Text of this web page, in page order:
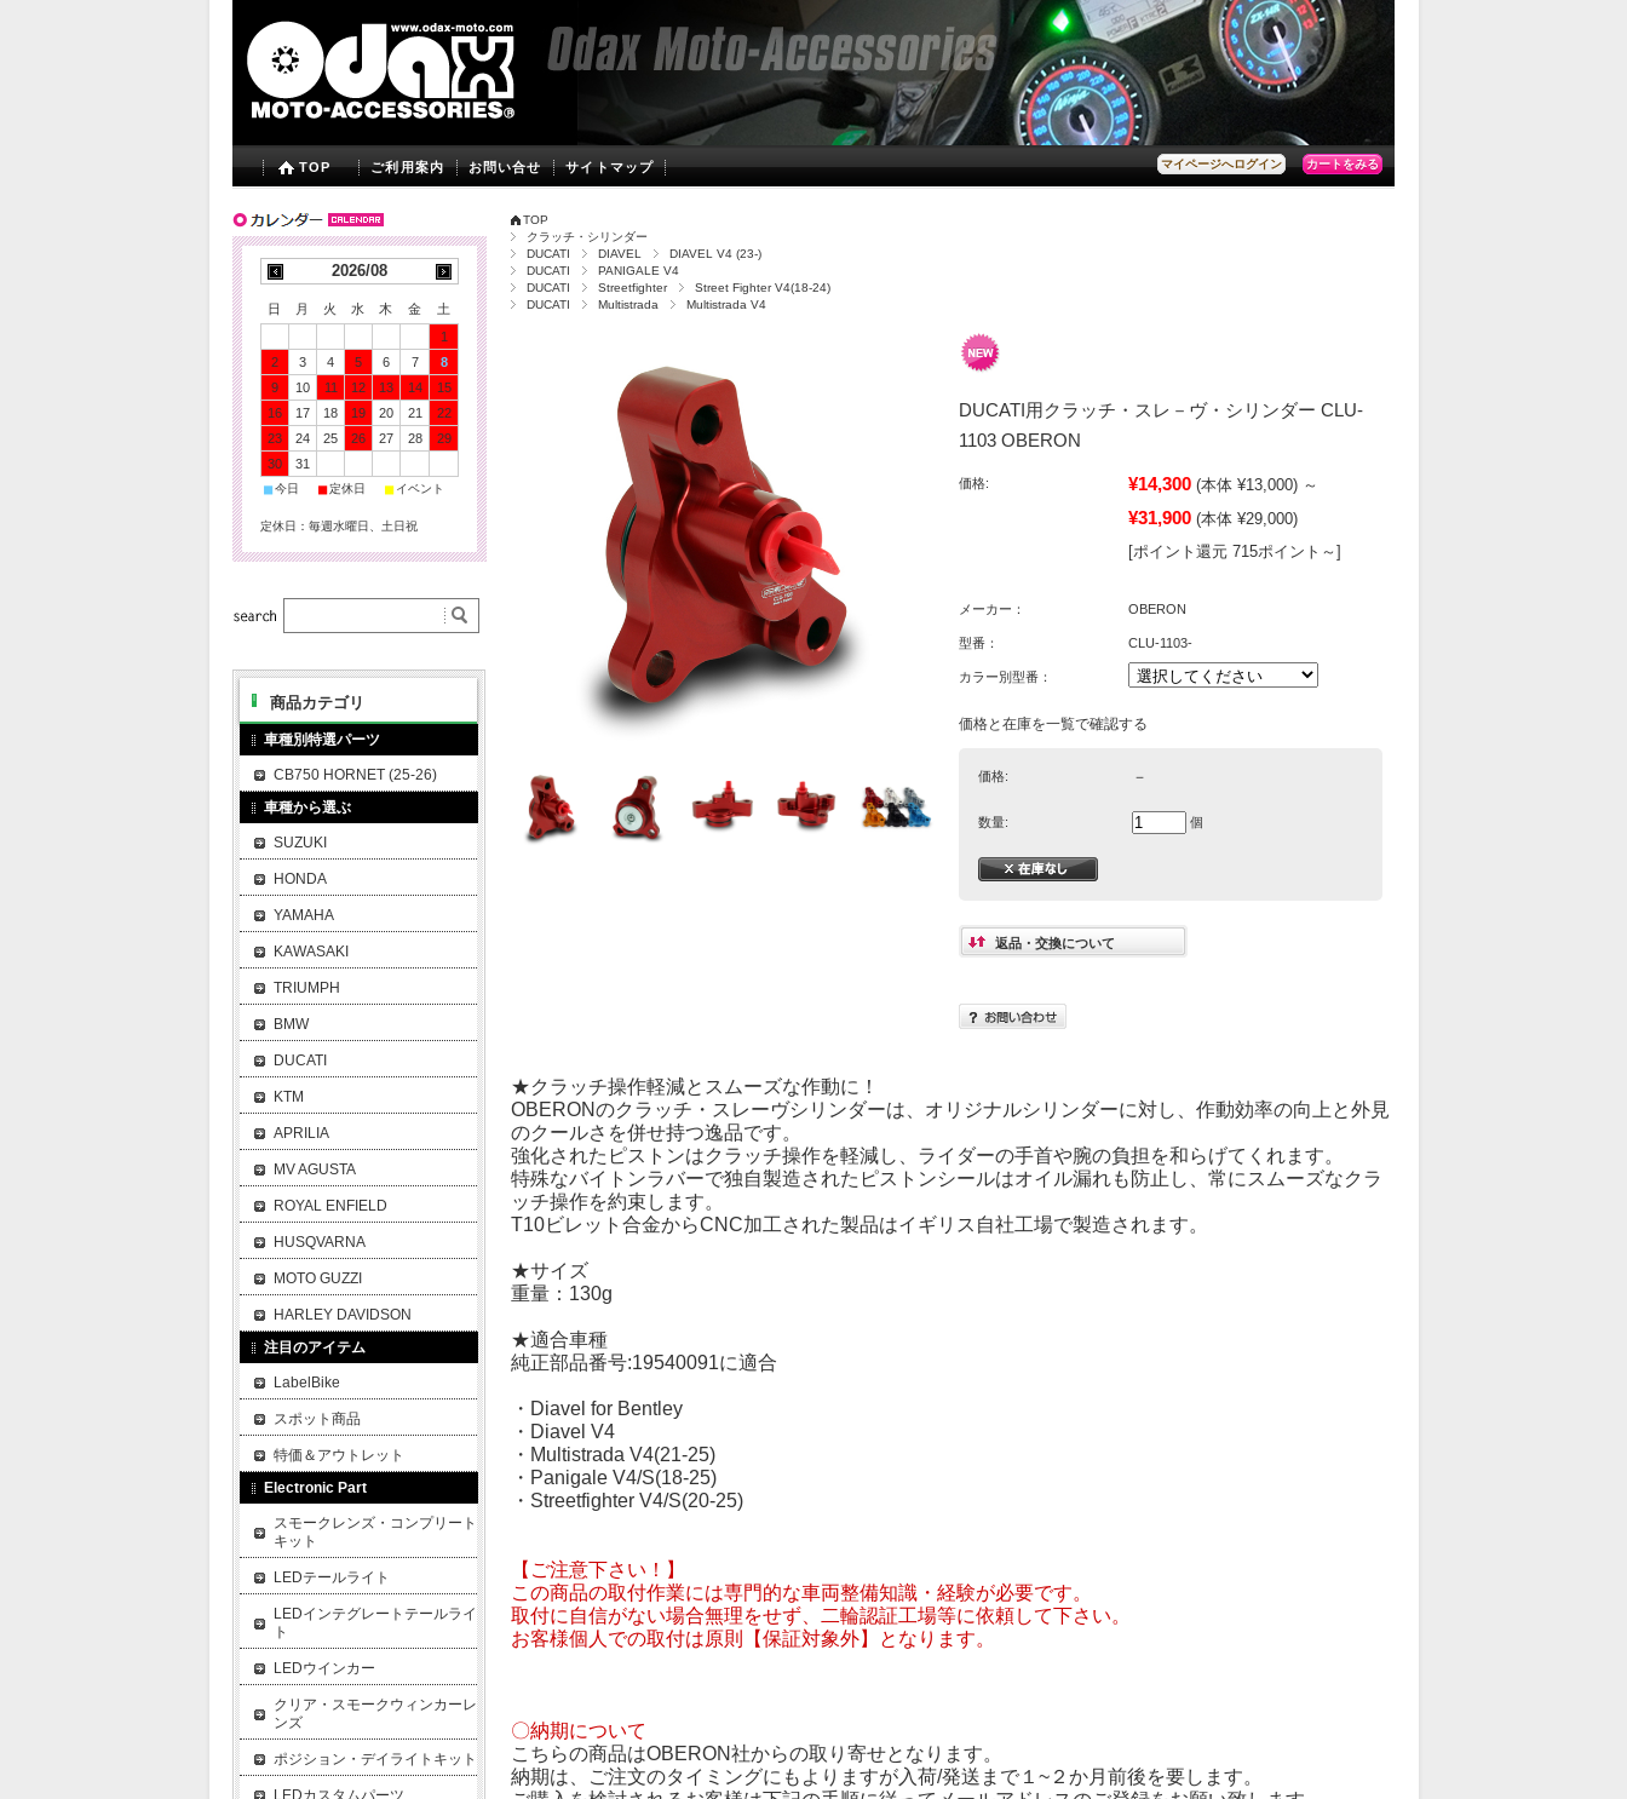
マイページへログイン カートをみる
TOP ご利用案内 お問い合せ サイトマップ
TOP
クラッチ・シリンダー
DUCATI
DIAVEL
DIAVEL V4 (23-)
DUCATI
PANIGALE V4
DUCATI
Streetfighter
Street Fighter V4(18-24)
DUCATI
Multistrada Multistrada V4
DUCATI用クラッチ・スレ－ヴ・シリンダー CLU-
1103 OBERON
価格: ¥14,300 (本体 ¥13,000) ～
¥31,900 (本体 ¥29,000)
[ポイント還元 715ポイント～]
メーカー： OBERON
型番： CLU-1103-
カラー別型番：
価格と在庫を一覧で確認する
価格: －
数量: 個
返品・交換について
★クラッチ操作軽減とスムーズな作動に！
OBERONのクラッチ・スレーヴシリンダーは、オリジナルシリンダーに対し、作動効率の向上と外見
のクールさを併せ持つ逸品です。
強化されたピストンはクラッチ操作を軽減し、ライダーの手首や腕の負担を和らげてくれます。
特殊なバイトンラバーで独自製造されたピストンシールはオイル漏れも防止し、常にスムーズなクラ
ッチ操作を約束します。
T10ビレット合金からCNC加工された製品はイギリス自社工場で製造されます。
★サイズ
重量：130g
★適合車種
純正部品番号:19540091に適合
・Diavel for Bentley
・Diavel V4
・Multistrada V4(21-25)
・Panigale V4/S(18-25)
・Streetfighter V4/S(20-25)
【ご注意下さい！】
この商品の取付作業には専門的な車両整備知識・経験が必要です。
取付に自信がない場合無理をせず、二輪認証工場等に依頼して下さい。
お客様個人での取付は原則【保証対象外】となります。
〇納期について
こちらの商品はOBERON社からの取り寄せとなります。
納期は、ご注文のタイミングにもよりますが入荷/発送まで１~２か月前後を要します。
2026/08
日 月 火 水 木 金
土
1
2
3 4 5 6 7
8
9
10 11 12 13 14
15
16
17 18 19 20 21
22
23
24 25 26 27 28
29
30
31
■ 今日 ■ 定休日 ■ イベント
定休日：毎週水曜日、土日祝
商品カテゴリ
車種別特選パーツ
CB750 HORNET (25-26)
車種から選ぶ
SUZUKI
HONDA
YAMAHA
KAWASAKI
TRIUMPH
BMW
DUCATI
KTM
APRILIA
MV AGUSTA
ROYAL ENFIELD
HUSQVARNA
MOTO GUZZI
HARLEY DAVIDSON
注目のアイテム
LabelBike
スポット商品
特価＆アウトレット
Electronic Part
スモークレンズ・コンプリート
キット
LEDテールライト
LEDインテグレートテールライ
ト
LEDウインカー
クリア・スモークウィンカーレ
ンズ
ポジション・デイライトキット
LEDカスタムパーツ